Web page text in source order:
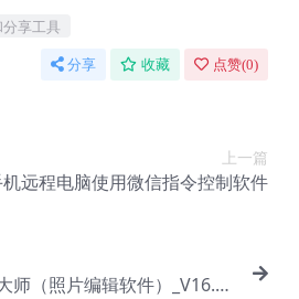
享工具
分享 收藏 点赞(0)
上一篇
远程电脑使用微信指令控制软件
（照片编辑软件）_V16.4.